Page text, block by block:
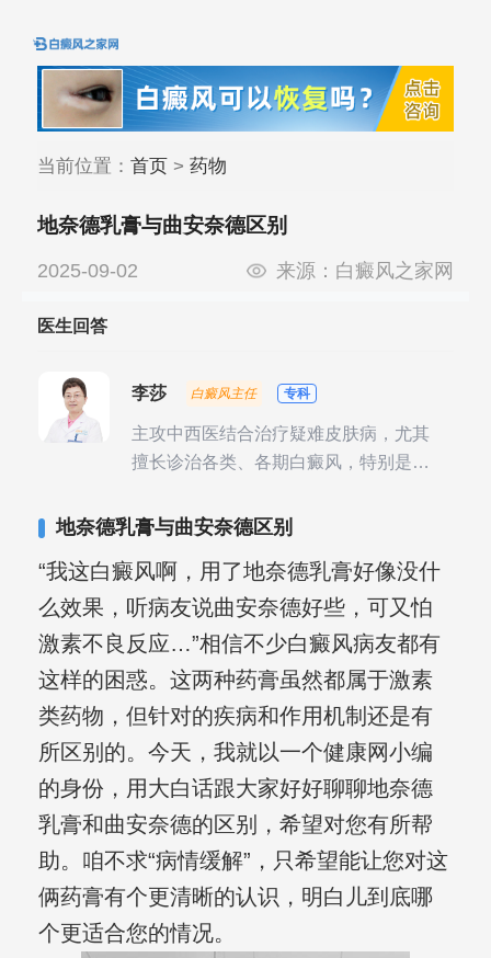
当前位置： 首页> 药物
地奈德乳膏与曲安奈德区别
2025-09-02 来源： 白癜风之家网
医生回答
李莎 白癜风主任 专科
主攻中西医结合治疗疑难皮肤病，尤其
擅长诊治各类、各期白癜风，特别是对
复发期;临床运用中医的辨证施治，理法
地奈德乳膏与曲安奈德区别
“我这白癜风啊，用了地奈德乳膏好像没什
么效果，听病友说曲安奈德好些，可又怕
激素不良反应…”相信不少白癜风病友都有
这样的困惑。这两种药膏虽然都属于激素
类药物，但针对的疾病和作用机制还是有
所区别的。今天，我就以一个健康网小编
的身份，用大白话跟大家好好聊聊地奈德
乳膏和曲安奈德的区别，希望对您有所帮
助。咱不求“病情缓解”，只希望能让您对这
俩药膏有个更清晰的认识，明白儿到底哪
个更适合您的情况。